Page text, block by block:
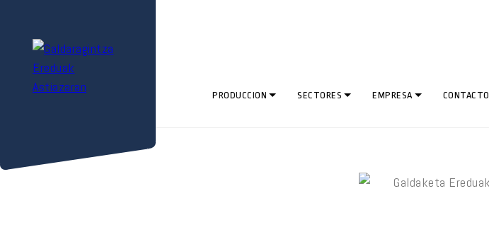
PRODUCCION SECTORES EMPRESA CONTACTO